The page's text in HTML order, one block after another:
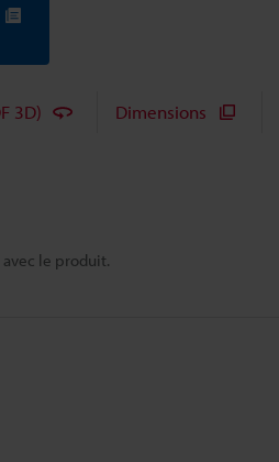
le produit.
3D) Dimensions